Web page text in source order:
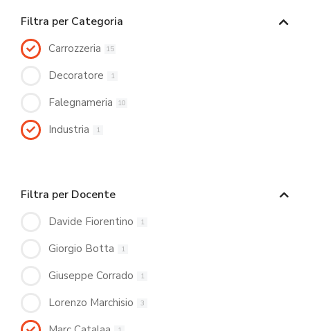
Filtra per Categoria
Carrozzeria 15
Decoratore 1
Falegnameria 10
Industria 1
Filtra per Docente
Davide Fiorentino 1
Giorgio Botta 1
Giuseppe Corrado 1
Lorenzo Marchisio 3